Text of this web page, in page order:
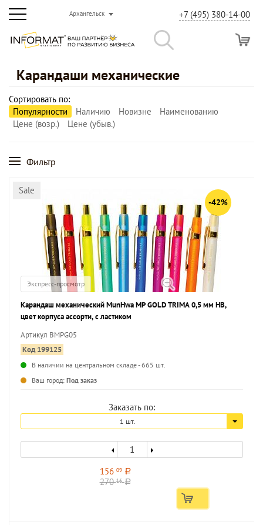
Архангельск +7 (495) 380-14-00
Карандаши механические
Сортировать по:
Популярности
Наличию Новизне
Наименованию
Цене (возр.)
Цене (убыв.)
Фильтр
Sale
-42%
Экспресс-просмотр
Карандаш механический MunHwa MP GOLD TRIMA 0,5 мм НВ,
цвет корпуса ассорти, с ластиком
Артикул BMPG05
Код 199125
В наличии на центральном складе - 665 шт.
Ваш город: Под заказ
Заказать по:
1 шт.
156 09 a
27016 a